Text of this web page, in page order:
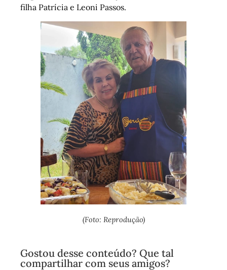
filha Patrícia e Leoni Passos.
(Foto: Reprodução)
Gostou desse conteúdo? Que tal
compartilhar com seus amigos?